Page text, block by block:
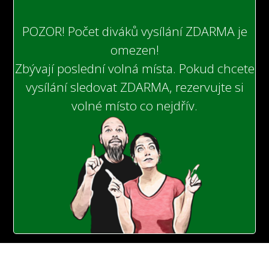
POZOR! Počet diváků vysílání ZDARMA je
omezen!
Zbývají poslední volná místa. Pokud chcete
vysílání sledovat ZDARMA, rezervujte si
volné místo co nejdřív.